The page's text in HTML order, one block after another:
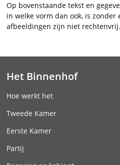
Op bovenstaande tekst en
in welke vorm dan ook, is
afbeeldingen zijn niet rechtenvrij.
Het Binnenhof
Hoe werkt het
Tweede Kamer
Eerste Kamer
Partij